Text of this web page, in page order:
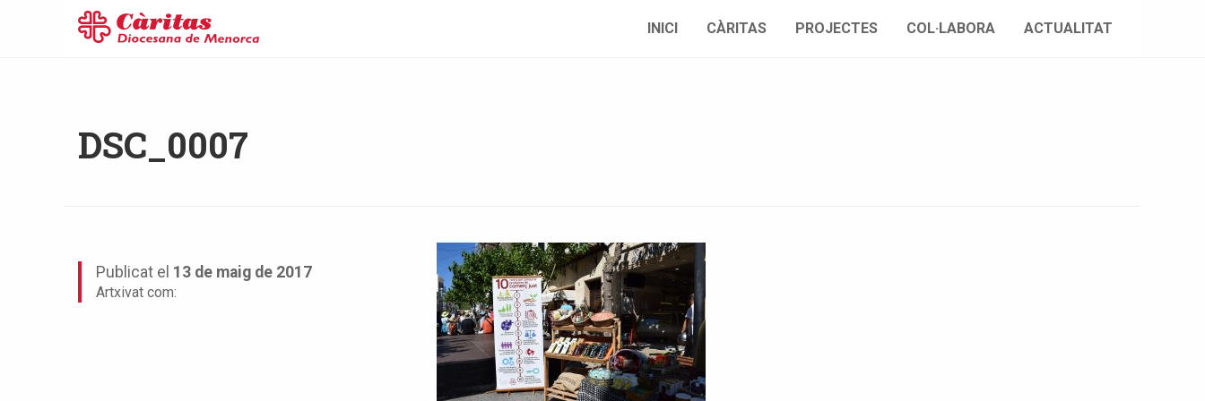
INICI CÀRITAS PROJECTES COL·LABORA ACTUALITAT
DSC_0007
Publicat el 13 de maig de 2017
Artxivat com: